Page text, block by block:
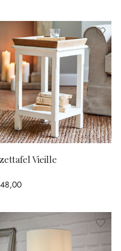
Vieille